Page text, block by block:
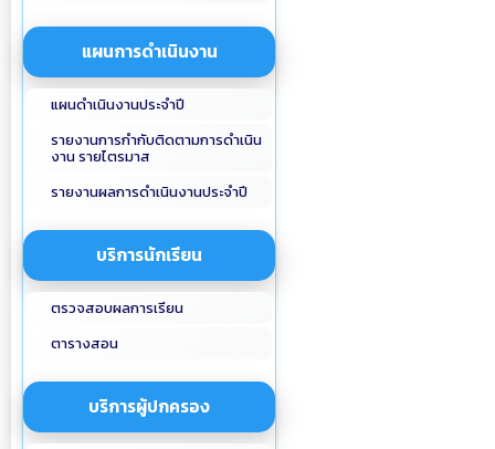
แผนการดำเนินงาน
แผนดำเนินงานประจำปี
รายงานการกำกับติดตามการดำเนิน
งาน รายไตรมาส
รายงานผลการดำเนินงานประจำปี
บริการนักเรียน
ตรวจสอบผลการเรียน
ตารางสอน
บริการผู้ปกครอง